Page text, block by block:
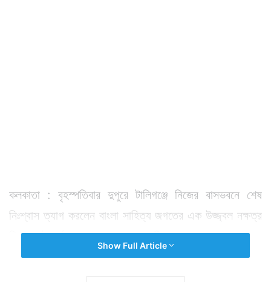
কলকাতা : বৃহস্পতিবার দুপুরে টালিগঞ্জে নিজের বাসভবনে শেষ
নিঃশ্বাস ত্যাগ করলেন বাংলা সাহিত্য জগতের এক উজ্জ্বল নক্ষত্র
নিমাই ভট্টাচার্য। মৃত্যুকালে বয়স হয়েছিল ৮৯ বছর। কয়েক বছর
ধরেই বার্ধক্যজনিত সমস্যায় ভুগছিলেন। শরীর ভাল যাচ্ছিল না।
একসময় বাংলা সাহিত্য জগতে তিনি অন্য প্রতিষ্ঠিত সাহিত্যিকদের
Show Full Article